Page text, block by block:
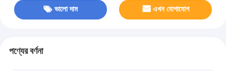
ভালো দাম এখন যোগাযোগ
পণ্যের বর্ণনা